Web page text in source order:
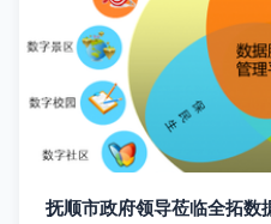
抚顺市政府领导莅临全拓数